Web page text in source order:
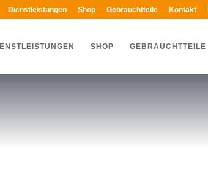
Dienstleistungen Shop Gebrauchtteile Kontakt
SHOP GEBRAUCHTTEILE